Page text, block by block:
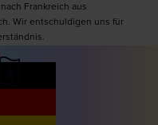
Frankreich aus
Wir entschuldigen uns für